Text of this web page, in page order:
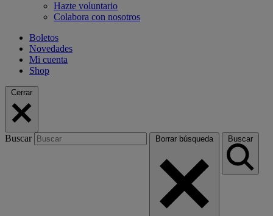
Hazte voluntario
Colabora con nosotros
Boletos
Novedades
Mi cuenta
Shop
Cerrar
Buscar Borrar búsqueda Buscar